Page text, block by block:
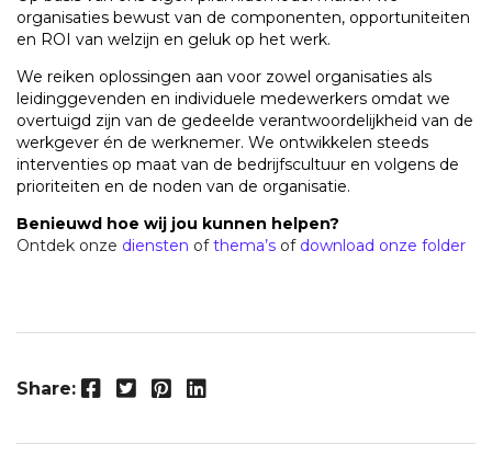
organisaties bewust van de componenten, opportuniteiten
en ROI van welzijn en geluk op het werk.
We reiken oplossingen aan voor zowel organisaties als
leidinggevenden en individuele medewerkers omdat we
overtuigd zijn van de gedeelde verantwoordelijkheid van de
werkgever én de werknemer. We ontwikkelen steeds
interventies op maat van de bedrijfscultuur en volgens de
prioriteiten en de noden van de organisatie.
Benieuwd hoe wij jou kunnen helpen?
Ontdek onze diensten ofthema’s of download onze folder
Share: Facebook Twitter Pinterest LinkedIn